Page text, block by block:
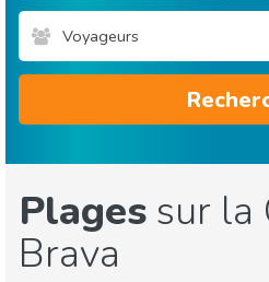
Voyageurs
Plages sur la
Brava